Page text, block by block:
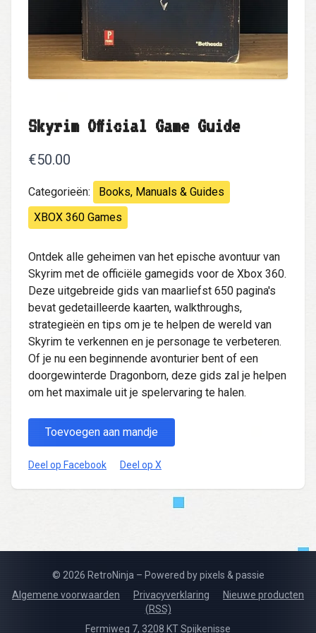
Skyrim Official Game Guide
€50.00
Categorieën:
Books, Manuals & Guides
XBOX 360 Games
Ontdek alle geheimen van het epische avontuur van
Skyrim met de officiële gamegids voor de Xbox 360.
Deze uitgebreide gids van maarliefst 650 pagina's
bevat gedetailleerde kaarten, walkthroughs,
strategieën en tips om je te helpen de wereld van
Skyrim te verkennen en je personage te verbeteren.
Of je nu een beginnende avonturier bent of een
doorgewinterde Dragonborn, deze gids zal je helpen
om het maximale uit je spelervaring te halen.
Toevoegen aan mandje
Deel op Facebook Deel op X
© 2026 RetroNinja – Powered by pixels & passie
Algemene voorwaarden
Privacyverklaring
Nieuwe producten
(RSS)
Fermiweg 7, 3208 KT Spijkenisse